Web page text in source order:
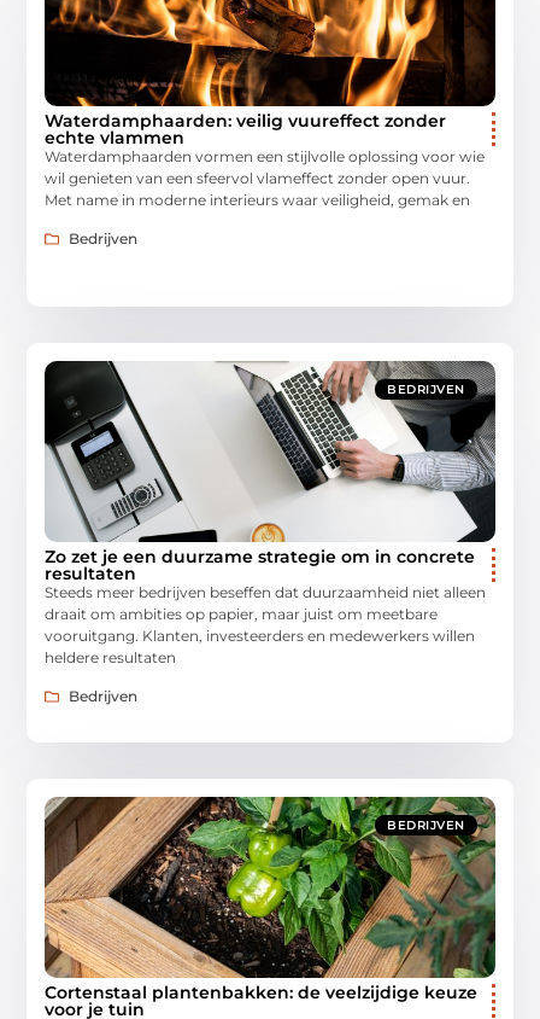
Waterdamphaarden: veilig vuureffect zonder
echte vlammen
Waterdamphaarden vormen een stijlvolle oplossing voor wie
wil genieten van een sfeervol vlameffect zonder open vuur.
Met name in moderne interieurs waar veiligheid, gemak en
Bedrijven
BEDRIJVEN
Zo zet je een duurzame strategie om in concrete
resultaten
Steeds meer bedrijven beseffen dat duurzaamheid niet alleen
draait om ambities op papier, maar juist om meetbare
vooruitgang. Klanten, investeerders en medewerkers willen
heldere resultaten
Bedrijven
BEDRIJVEN
Cortenstaal plantenbakken: de veelzijdige keuze
voor je tuin